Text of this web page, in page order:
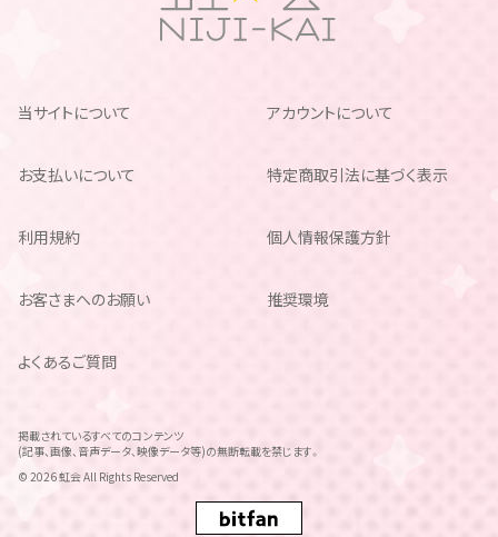
当サイトについて アカウントについて
お支払いについて 特定商取引法に基づく表示
利用規約 個人情報保護方針
お客さまへのお願い 推奨環境
よくあるご質問
掲載されているすべてのコンテンツ
(記事、画像、音声データ、映像データ等)の無断転載を禁じます。
© 2026 虹会 All Rights Reserved